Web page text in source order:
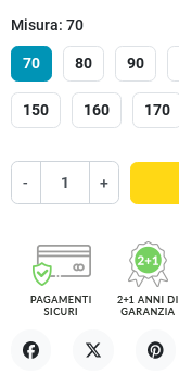
Misura: 70
70 80 90
150 160 170
- +